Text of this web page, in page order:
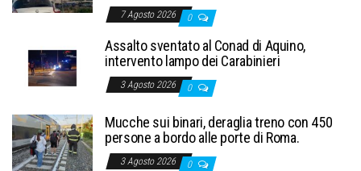
7 Agosto 2026 0
Assalto sventato al Conad di Aquino,
intervento lampo dei Carabinieri
3 Agosto 2026 0
Mucche sui binari, deraglia treno con 450
persone a bordo alle porte di Roma.
3 Agosto 2026 0